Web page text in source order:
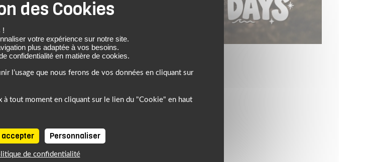
estivale pour faire le plein de bons plans sur l’équipement motard !
!
votre expérience sur notre site.
plus adaptée à vos besoins.
confidentialité en matière de cookies.
l’usage que nous ferons de vos données en cliquant sur
tout moment en cliquant sur le lien du "Cookie" en haut
accepter Personnaliser
de confidentialité